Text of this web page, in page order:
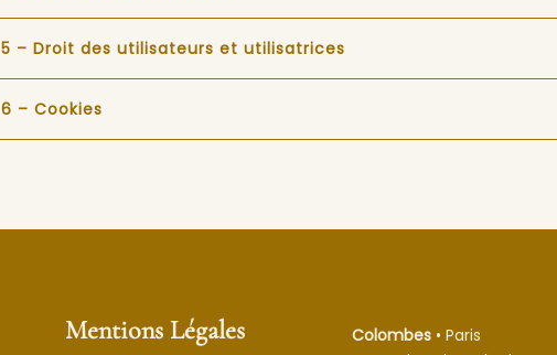
5 – Droit des utilisateurs et utilisatrices
6 – Cookies
Mentions Légales Colombes• Paris